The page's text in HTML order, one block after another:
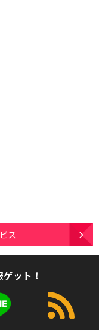
ス
ット！